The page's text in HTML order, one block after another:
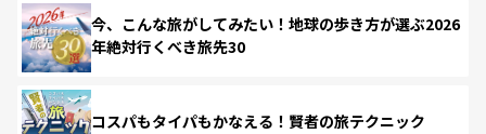
今、こんな旅がしてみたい！地球の歩き方が選ぶ2026
年絶対行くべき旅先30
コスパもタイパもかなえる！賢者の旅テクニック